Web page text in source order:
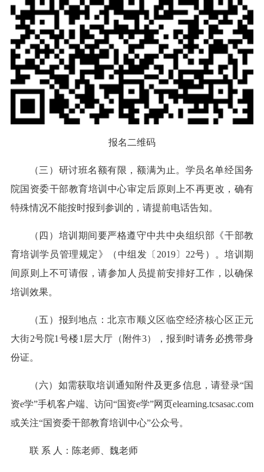
报名二维码
（三）研讨班名额有限，额满为止。学员名单经国务
院国资委干部教育培训中心审定后原则上不再更改，确有
特殊情况不能按时报到参训的，请提前电话告知。
（四）培训期间要严格遵守中共中央组织部《干部教
育培训学员管理规定》（中组发〔2019〕22号）。培训期
间原则上不可请假，请参加人员提前安排好工作，以确保
培训效果。
（五）报到地点：北京市顺义区临空经济核心区正元
大街2号院1号楼1层大厅（附件3），报到时请务必携带身
份证。
（六）如需获取培训通知附件及更多信息，请登录“国
资e学”手机客户端、访问“国资e学”网页elearning.tcsasac.com
或关注“国资委干部教育培训中心”公众号。
联 系 人：陈老师、魏老师